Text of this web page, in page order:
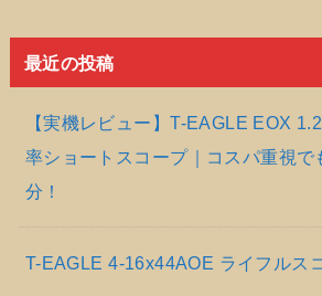
最近の投稿
【実機レビュー】T-EAGLE EOX
率ショートスコープ｜コスパ重視で
分！
T-EAGLE 4-16x44AOE ライフルス